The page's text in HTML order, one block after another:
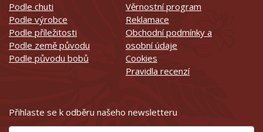
Podle chuti
Podle výrobce
Podle příležitosti
Podle země původu
Podle původu bobů
Věrnostní program
Reklamace
Obchodní podmínky a
osobní údaje
Cookies
Pravidla recenzí
Přihlaste se k odběru našeho newsletteru